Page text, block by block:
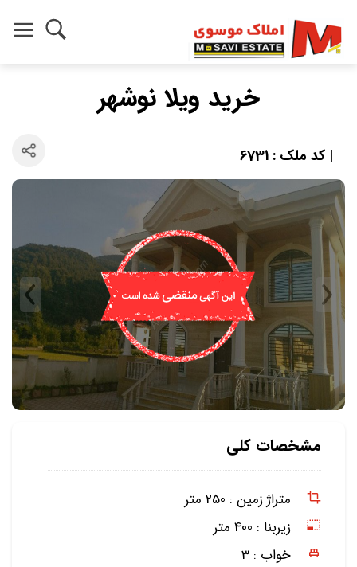
خرید ویلا نوشهر
| کد ملک : 6731
مشخصات کلی
متراژ زمین : 250 متر
زیربنا : 400 متر
خواب : 3